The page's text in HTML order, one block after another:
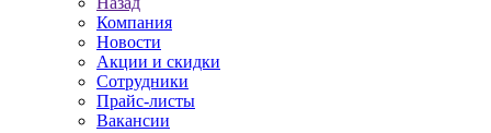
Компания
Новости
Акции и скидки
Сотрудники
Прайс-листы
Вакансии